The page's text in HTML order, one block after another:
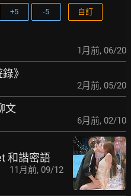
+5 -5 自訂
1月前, 06/20
》
2月前, 05/20
文
6月前, 02/10
和諧密語
11月前, 09/12